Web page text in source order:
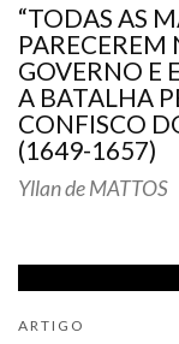
“TODAS AS
PARECEREM
GOVERNO E
A BATALHA
CONFISCO
(1649-1657)
Yllan de MATTOS
ARTIGO